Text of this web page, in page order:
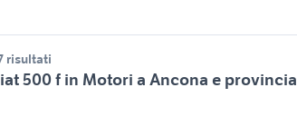
risultati
500 f in Motori a Ancona e provincia